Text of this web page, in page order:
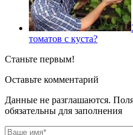
томатов с куста?
Станьте первым!
Оставьте комментарий
Данные не разглашаются.
обязательны для заполнения